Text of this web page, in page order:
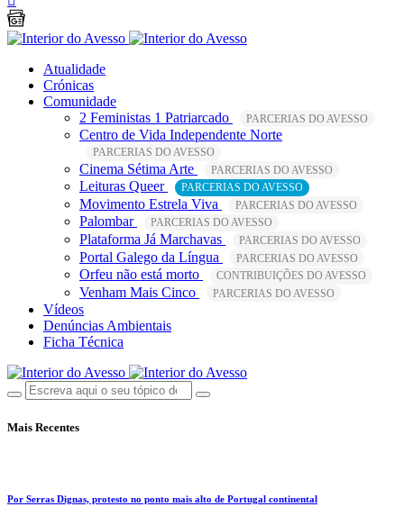
Atualidade
Crónicas
Comunidade
2 Feministas 1 Patriarcado
PARCERIAS DO AVESSO
Centro de Vida Independente Norte
PARCERIAS DO AVESSO
Cinema Sétima Arte PARCERIAS DO AVESSO
Leituras Queer PARCERIAS DO AVESSO
Movimento Estrela Viva PARCERIAS DO AVESSO
Palombar PARCERIAS DO AVESSO
Plataforma Já Marchavas PARCERIAS DO AVESSO
Portal Galego da Língua PARCERIAS DO AVESSO
Orfeu não está morto CONTRIBUIÇÕES DO AVESSO
Venham Mais Cinco PARCERIAS DO AVESSO
Vídeos
Denúncias Ambientais
Ficha Técnica
Mais Recentes
Por Serras Dignas, protesto no ponto mais alto de Portugal continental